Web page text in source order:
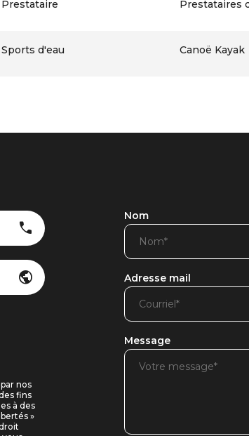
Prestataire Prestataires
Sports d'eau Canoë Kayak
nos
fins
à des
»
Nom
Adresse mail
Message